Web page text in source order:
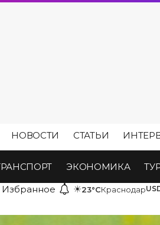
НОВОСТИ СТАТЬИ
ЭКОНОМИКА
Избранное ☀23°CКраснодар